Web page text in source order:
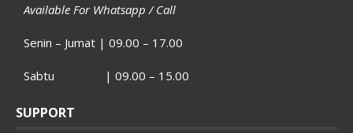
Available For Whatsapp / Call
Senin – Jumat | 09.00 – 17.00
Sabtu | 09.00 – 15.00
SUPPORT